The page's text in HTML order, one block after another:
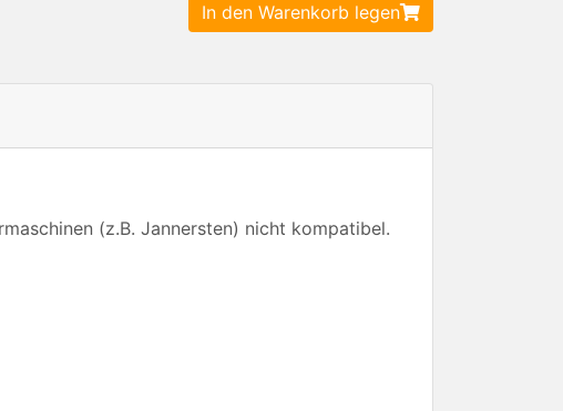
In den Warenkorb legen
(z.B. Jannersten) nicht kompatibel.